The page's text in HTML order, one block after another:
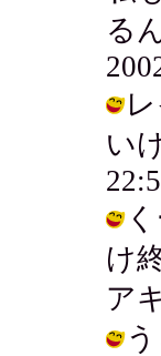
る
い
け
ア